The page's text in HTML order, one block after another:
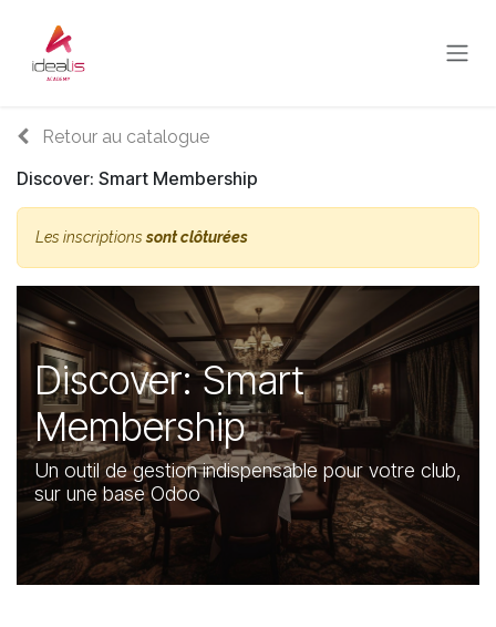
Retour au catalogue
Discover: Smart Membership
Les inscriptionssont clôturées
Discover: Smart
Membership
Un outil de gestion indispensable pour votre club,
sur une base Odoo